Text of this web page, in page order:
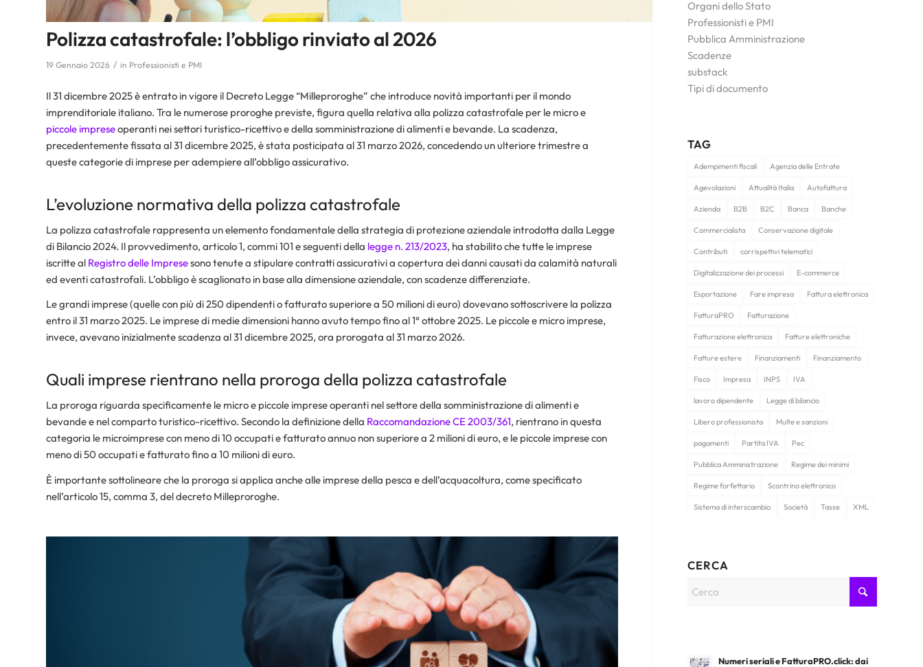
Polizza catastrofale: l’obbligo rinviato al 2026
19 Gennaio 2026 / in Professionisti e PMI
Il 31 dicembre 2025 è entrato in vigore il Decreto Legge “Milleproroghe” che introduce novità importanti per il mondo
imprenditoriale italiano. Tra le numerose proroghe previste, figura quella relativa alla polizza catastrofale per le micro e
piccole impreseoperanti nei settori turistico-ricettivo e della somministrazione di alimenti e bevande. La scadenza,
precedentemente fissata al 31 dicembre 2025, è stata posticipata al 31 marzo 2026, concedendo un ulteriore trimestre a
queste categorie di imprese per adempiere all’obbligo assicurativo.​
L’evoluzione normativa della polizza catastrofale
La polizza catastrofale rappresenta un elemento fondamentale della strategia di protezione aziendale introdotta dalla Legge
di Bilancio 2024. Il provvedimento, articolo 1, commi 101 e seguenti della legge n. 213/2023, ha stabilito che tutte le imprese
iscritte al Registro delle Impresesono tenute a stipulare contratti assicurativi a copertura dei danni causati da calamità naturali
ed eventi catastrofali. L’obbligo è scaglionato in base alla dimensione aziendale, con scadenze differenziate.​
Le grandi imprese (quelle con più di 250 dipendenti o fatturato superiore a 50 milioni di euro) dovevano sottoscrivere la polizza
entro il 31 marzo 2025. Le imprese di medie dimensioni hanno avuto tempo fino al 1° ottobre 2025. Le piccole e micro imprese,
invece, avevano inizialmente scadenza al 31 dicembre 2025, ora prorogata al 31 marzo 2026.​
Quali imprese rientrano nella proroga della polizza catastrofale
La proroga riguarda specificamente le micro e piccole imprese operanti nel settore della somministrazione di alimenti e
bevande e nel comparto turistico-ricettivo. Secondo la definizione della Raccomandazione CE 2003/361, rientrano in questa
categoria le microimprese con meno di 10 occupati e fatturato annuo non superiore a 2 milioni di euro, e le piccole imprese con
meno di 50 occupati e fatturato fino a 10 milioni di euro.​
È importante sottolineare che la proroga si applica anche alle imprese della pesca e dell’acquacoltura, come specificato
nell’articolo 15, comma 3, del decreto Milleproroghe.​
Organi dello Stato
Professionisti e PMI
Pubblica Amministrazione
Scadenze
substack
Tipi di documento
TAG
Adempimenti fiscali Agenzia delle Entrate
Agevolazioni Attualità Italia Autofattura
Azienda B2B B2C Banca Banche
Commercialista Conservazione digitale
Contributi corrispettivi telematici
Digitalizzazione dei processi E-commerce
Esportazione Fare impresa Fattura elettronica
FatturaPRO Fatturazione
Fatturazione elettronica Fatture elettroniche
Fatture estere Finanziamenti Finanziamento
Fisco Impresa INPS IVA
lavoro dipendente Legge di bilancio
Libero professionista Multe e sanzioni
pagamenti Partita IVA Pec
Pubblica Amministrazione Regime dei minimi
Regime forfettario Scontrino elettronico
Sistema di interscambio Società Tasse XML
CERCA
Numeri seriali e FatturaPRO.click: dai